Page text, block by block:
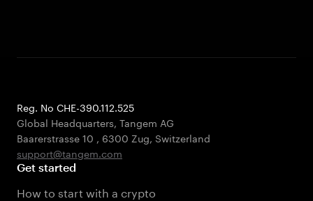
Reg. No CHE-390.112.525
Global Headquarters, Tangem AG
Baarerstrasse 10 , 6300 Zug, Switzerland
support@tangem.com
Get started
How to start with a crypto